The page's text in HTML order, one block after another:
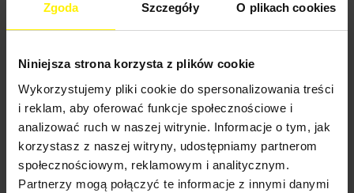
Zgoda Szczegóły O plikach cookies
Niniejsza strona korzysta z plików cookie
Wykorzystujemy pliki cookie do spersonalizowania treści
i reklam, aby oferować funkcje społecznościowe i
analizować ruch w naszej witrynie. Informacje o tym, jak
korzystasz z naszej witryny, udostępniamy partnerom
społecznościowym, reklamowym i analitycznym.
Partnerzy mogą połączyć te informacje z innymi danymi
NT 25/1
Pojemność: 25 L
80 zł netto / doba
Kaucja zwrotna: 500 zł